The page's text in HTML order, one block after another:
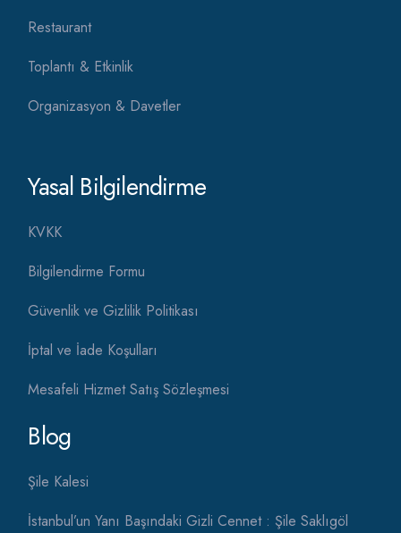
Restaurant
Toplantı & Etkinlik
Organizasyon & Davetler
Yasal Bilgilendirme
KVKK
Bilgilendirme Formu
Güvenlik ve Gizlilik Politikası
İptal ve İade Koşulları
Mesafeli Hizmet Satış Sözleşmesi
Blog
Şile Kalesi
İstanbul’un Yanı Başındaki Gizli Cennet : Şile Saklıgöl